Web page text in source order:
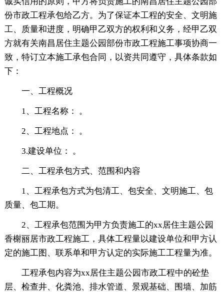
份市政工程承包给乙方。为了保证本工程的安全、文明施
工、质量和进度，明确甲乙双方的权利和义务，经甲乙双
方就有关南昌居住主题公园部份市政工程施工事项协商一
致，特订立本施工承包合同，以资共同遵守，具体条款如
下：
一、工程概况
1、工程名称： 。
2、工程地点： 。
3.建设单位： 。
二、工程承包方式、范围和内容
1、工程承包方式为包清工、包安全、文明施工、包
质量、包工期。
2、工程承包范围为甲方负责施工的xx居住主题公园
香榭丽居市政工程施工，具体工程量以建设单位和甲方认
定的施工图、联系单和甲方认定的实际施工工程量为准。
工程承包内容为xx居住主题公园市政工程中的砼垫
层、检查井、化粪池、排水管道、景观基础、围墙、加筋